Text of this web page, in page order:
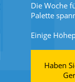
Die Woche
Palette
Einige
Haben